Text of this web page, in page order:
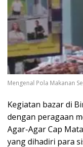
Mengenal Pola Makanan
Kegiatan bazar di
dengan peragaan
Agar-Agar Cap
yang dihadiri para